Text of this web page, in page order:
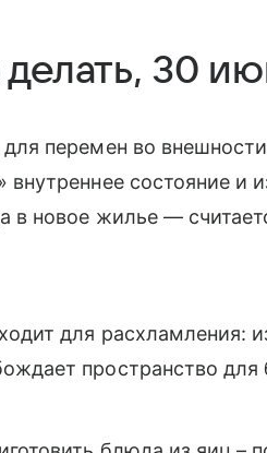
30
перемен во
внутреннее состояние и
в новое жилье —
для расхламления:
пространство для